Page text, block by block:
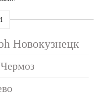
Новокузнецк